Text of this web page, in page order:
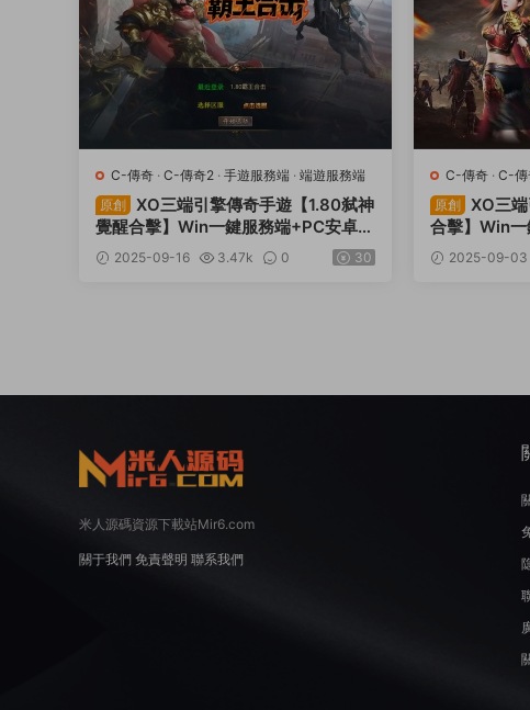
C-傳奇 · C-傳奇2 · 手遊服務端 · 端遊服務端
原創
XO三端引擎傳奇手遊【1.80弑神
覺醒合擊】Win一鍵服務端+PC安卓蘋
果三端+加密工具+視頻架設教程
2025-09-16 3.47k 0 30
C-傳奇 · C-傳
原創
XO三
合擊】Win一
端+加密工具
2025-09-03
米人源碼資源下載站Mir6.com
關于我們 免責聲明 聯系我們